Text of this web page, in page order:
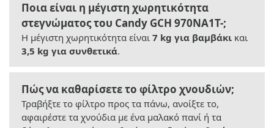
Ποια είναι η μέγιστη χωρητικότητα
στεγνώματος του Candy GCH 970NA1T-;
Η μέγιστη χωρητικότητα είναι 7 kg για βαμβάκι και
3,5 kg για συνθετικά.
Πώς να καθαρίσετε το φίλτρο χνουδιών;
Τραβήξτε το φίλτρο προς τα πάνω, ανοίξτε το,
αφαιρέστε τα χνούδια με ένα μαλακό πανί ή τα